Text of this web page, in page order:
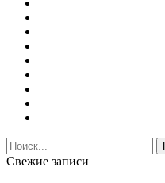
Свежие записи